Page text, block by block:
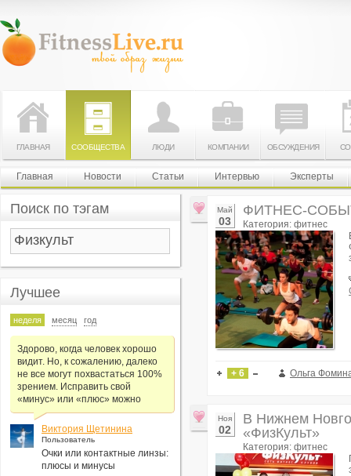
ГЛАВНАЯ СООБЩЕСТВА ЛЮДИ КОМПАНИИ ОБСУЖДЕНИЯ
Главная Новости Статьи Интервью Эксперты
Май
03
ФИТНЕС-
Категория: фитнес
+ 6 Ольга
Ноя
02
В Нижнем
«ФизКульт»
Категория: фитнес
Поиск по тэгам
Лучшее
неделя месяц год
Здорово, когда человек хорошо
видит. Но, к сожалению, далеко
не все могут похвастаться 100%
зрением. Исправить свой
«минус» или «плюс» можно
Виктория Щетинина
Пользователь
Очки или контактные линзы:
плюсы и минусы